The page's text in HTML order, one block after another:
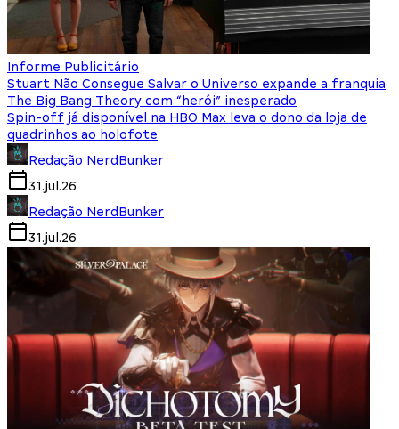
Informe Publicitário
Stuart Não Consegue Salvar o Universo expande a franquia
The Big Bang Theory com “herói” inesperado
Spin-off já disponível na HBO Max leva o dono da loja de
quadrinhos ao holofote
Redação NerdBunker
31.jul.26
Redação NerdBunker
31.jul.26